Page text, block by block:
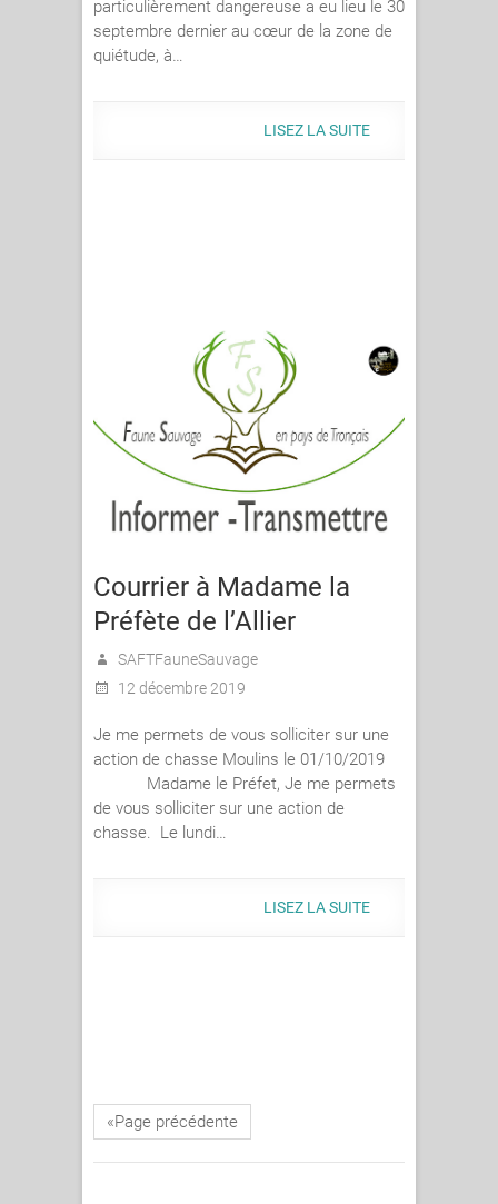
particulièrement dangereuse a eu lieu le 30
septembre dernier au cœur de la zone de
quiétude, à…
LISEZ LA SUITE
Courrier à Madame la
Préfète de l’Allier
SAFTFauneSauvage
12 décembre 2019
Je me permets de vous solliciter sur une
action de chasse Moulins le 01/10/2019
Madame le Préfet, Je me permets
de vous solliciter sur une action de
chasse. Le lundi…
LISEZ LA SUITE
«Page précédente